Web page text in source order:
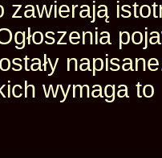
zawierają
wymaga